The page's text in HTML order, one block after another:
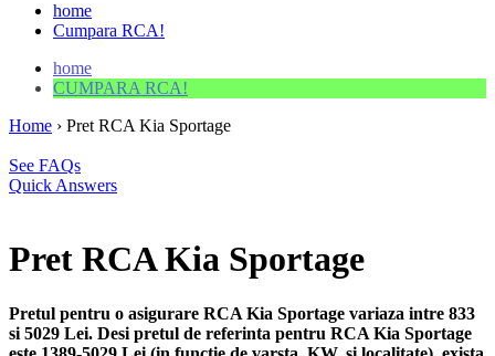
home
Cumpara RCA!
home
CUMPARA RCA!
Home › Pret RCA Kia Sportage
See FAQs
Quick Answers
Pret RCA Kia Sportage
Pretul pentru o asigurare RCA Kia Sportage variaza intre 833
si 5029 Lei. Desi pretul de referinta pentru RCA Kia Sportage